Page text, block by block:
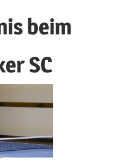
beim
SC